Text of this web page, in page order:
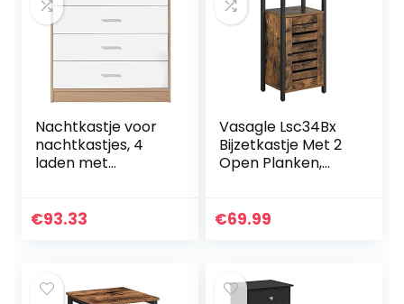
Nachtkastje voor
nachtkastjes, 4
laden met
lopers, unieke
€93.33
Vasagle Lsc34Bx
Bijzetkastje Met 2
Open Planken,
Woonkamer,
€69.99